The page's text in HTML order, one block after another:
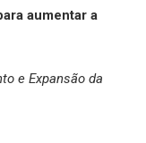
aumentar a
e Expansão da